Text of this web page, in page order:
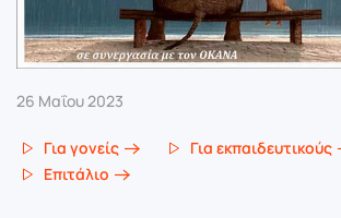
26 Μαΐου 2023
Για γονείς
Για εκπαιδευτικούς
Επιτάλιο